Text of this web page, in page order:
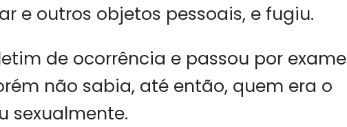
e outros objetos pessoais, e fugiu.
de ocorrência e passou por exame
não sabia, até então, quem era o
sexualmente.